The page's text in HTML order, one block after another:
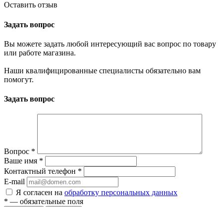
Оставить отзыв
Задать вопрос
Вы можете задать любой интересующий вас вопрос по товару
или работе магазина.
Наши квалифицированные специалисты обязательно вам
помогут.
Задать вопрос
Вопрос *
Ваше имя *
Контактный телефон *
E-mail
Я согласен на обработку персональных данных
* — обязательные поля